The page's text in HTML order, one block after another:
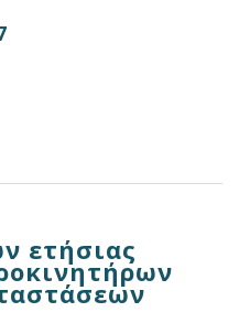
ετήσιας